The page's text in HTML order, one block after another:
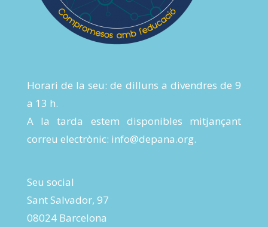
Horari de la seu: de dilluns a divendres de 9
a 13 h.
A la tarda estem disponibles mitjançant
correu electrònic: info@depana.org.
Seu social
Sant Salvador, 97
08024 Barcelona